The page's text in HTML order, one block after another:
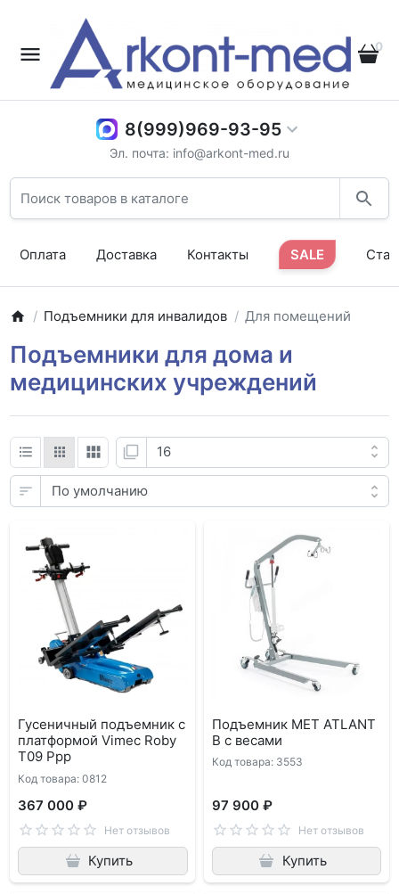
0
8(999)969-93-95
Эл. почта: info@arkont-med.ru
Оплата Доставка Контакты SALE
Подъемники для инвалидов Для помещений
Подъемники для дома и
медицинских учреждений
Гусеничный подъемник с
платформой Vimec Roby
Т09 Рpp
Код товара: 0812
367 000 ₽
Нет отзывов
Купить
Подъемник MET ATLANT
B с весами
Код товара: 3553
97 900 ₽
Нет отзывов
Купить